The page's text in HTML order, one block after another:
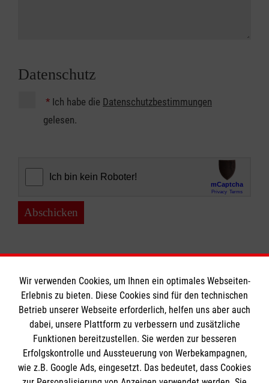
Datenschutz
* Ich habe die Datenschutzbestimmungen
gelesen.
Abschicken
Informationen
Impressum
Datenschutz
Die Malteser
Wir verwenden Cookies, um Ihnen ein optimales Webseiten-
Erlebnis zu bieten. Diese Cookies sind für den technischen
Betrieb unserer Webseite erforderlich, helfen uns aber auch
dabei, unsere Plattform zu verbessern und zusätzliche
Funktionen bereitzustellen. Sie werden zur besseren
Erfolgskontrolle und Aussteuerung von Werbekampagnen,
wie z.B. Google Ads, eingesetzt. Das bedeutet, dass Cookies